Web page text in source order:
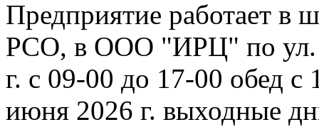
Предприятие работает в
РСО, в ООО "ИРЦ" по ул.
г. с 09-00 до 17-00 обед
июня 2026 г. выходные